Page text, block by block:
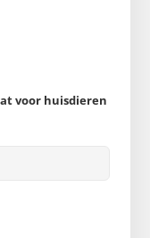
voor huisdieren